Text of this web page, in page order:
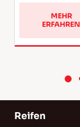
MEHR
ERFAHREN
Reifen